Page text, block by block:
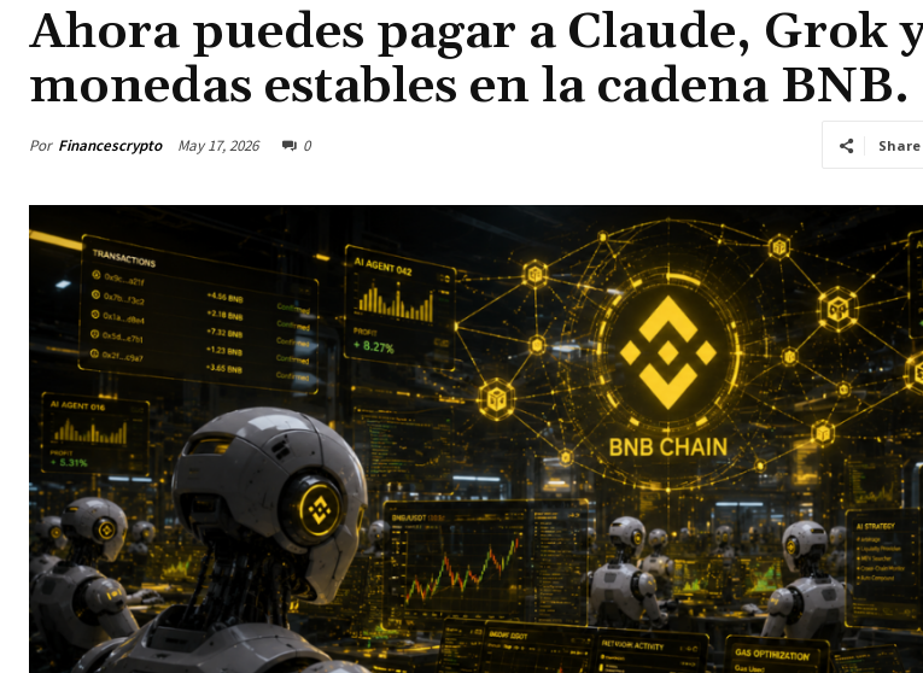
Ahora puedes pagar a Claude, Grok
monedas estables en la cadena BNB.
Por Financescrypto May 17, 2026 0 Share